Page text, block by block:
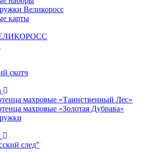
Великоросс
карты
скотч
махровые «Таинственный Лес»
махровые «Золотая Дубрава»
след"